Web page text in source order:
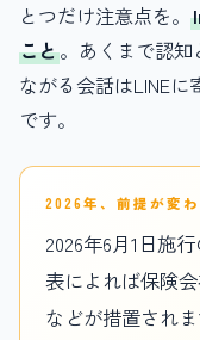
とつだけ注意点を。
こと。あくまで認
ながる会話はLINE
です。
2026年、前提が変わ
2026年6月1日施
表によれば保険
などが措置され